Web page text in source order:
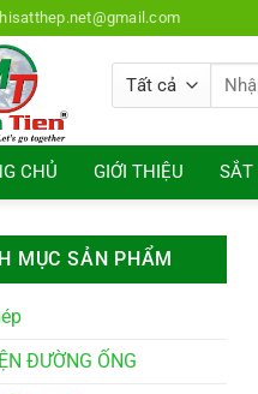
Tìm
CHỦ GIỚI THIỆU SẮT
MỤC SẢN PHẨM
ĐƯỜNG ỐNG